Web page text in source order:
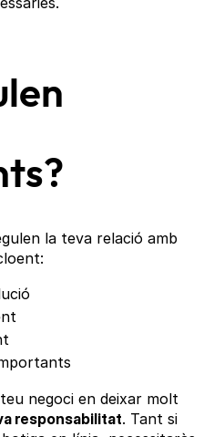
la teva relació amb
negoci en deixar molt
responsabilitat. Tant si